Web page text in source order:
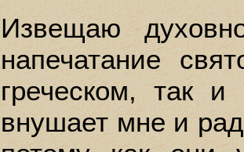
Извещаю
напечатание
греческом, так
внушает мне и